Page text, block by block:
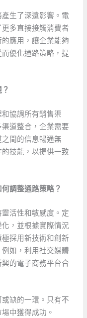
生了深遠影響。電
多直接接觸消費者
應用，讓企業能夠
優化通路策略，提
協調所有銷售渠
道整合，企業需要
間的信息暢通無
技能，以提供一致
調整通路策略？
活性和敏感度。定
，並根據實際情況
採用新技術和創新
如，利用社交媒體
的電子商務平台合
缺的一環。只有不
中獲得成功。